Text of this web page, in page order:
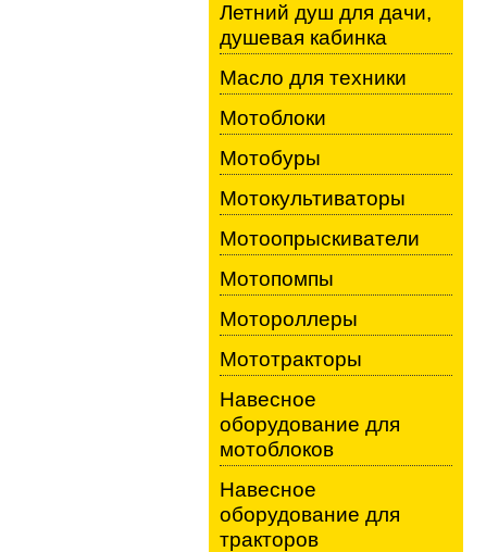
Летний душ для дачи,
душевая кабинка
Масло для техники
Мотоблоки
Мотобуры
Мотокультиваторы
Мотоопрыскиватели
Мотопомпы
Мотороллеры
Мототракторы
Навесное
оборудование для
мотоблоков
Навесное
оборудование для
тракторов